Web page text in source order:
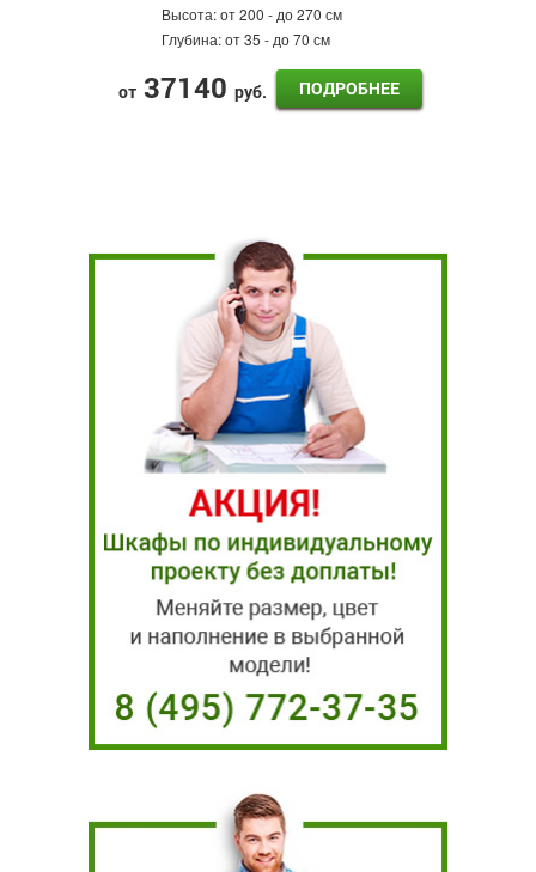
Высота:от 200 - до 270 см
Глубина:от 35 - до 70 см
от 37140 руб. ПОДРОБНЕЕ